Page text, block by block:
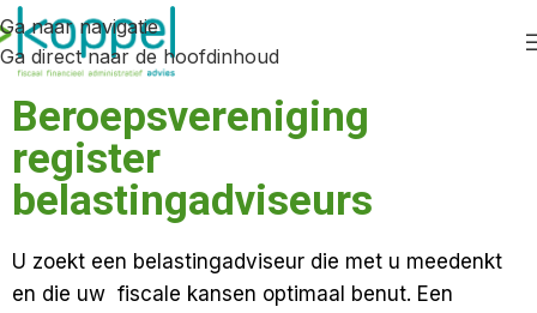
Ga naar navigatie
Ga direct naar de hoofdinhoud
Beroepsvereniging
register
belastingadviseurs
U zoekt een belastingadviseur die met u meedenkt
en die uw fiscale kansen optimaal benut. Een